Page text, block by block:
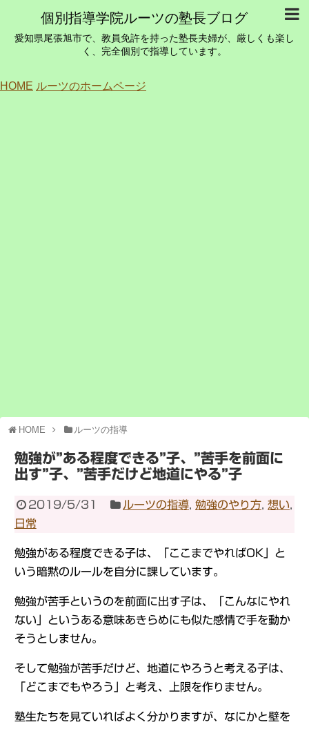
個別指導学院ルーツの塾長ブログ
愛知県尾張旭市で、教員免許を持った塾長夫婦が、厳しくも楽し
く、完全個別で指導しています。
HOME ルーツのホームページ
HOME ルーツの指導
勉強が”ある程度できる”子、”苦手を前面に
出す”子、”苦手だけど地道にやる”子
2019/5/31 ルーツの指導 ,勉強のやり方 ,想い
日常
勉強がある程度できる子は、「ここまでやればOK」と
いう暗黙のルールを自分に課しています。
勉強が苦手というのを前面に出す子は、「こんなにやれ
ない」というある意味あきらめにも似た感情で手を動か
そうとしません。
そして勉強が苦手だけど、地道にやろうと考える子は、
「どこまでもやろう」と考え、上限を作りません。
塾生たちを見ていればよく分かりますが、なにかと壁を